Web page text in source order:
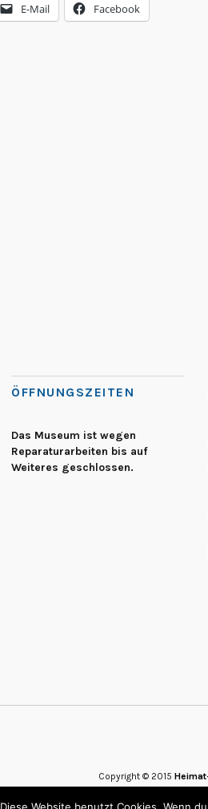
E-Mail Facebook
ÖFFNUNGSZEITEN
Das Museum ist wegen
Reparaturarbeiten bis auf
Weiteres geschlossen.
Copyright © 2015